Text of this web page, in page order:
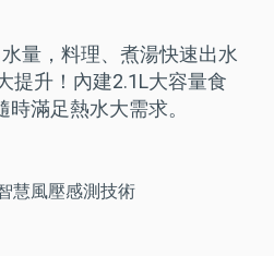
量，料理、煮湯快速出水
提升！內建2.1L大容量食
滿足熱水大需求。